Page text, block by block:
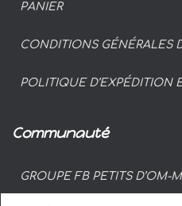
PANIER
CONDITIONS GÉNÉRALES
POLITIQUE D’EXPÉDITION
Communauté
GROUPE FB PETITS D’OM-